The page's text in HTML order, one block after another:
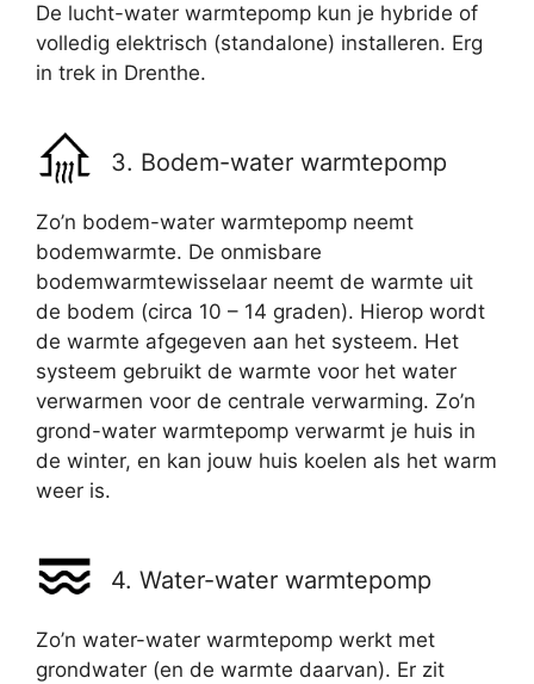
De lucht-water warmtepomp kun je hybride of
volledig elektrisch (standalone) installeren. Erg
in trek in Drenthe.
3. Bodem-water warmtepomp
Zo’n bodem-water warmtepomp neemt
bodemwarmte. De onmisbare
bodemwarmtewisselaar neemt de warmte uit
de bodem (circa 10 – 14 graden). Hierop wordt
de warmte afgegeven aan het systeem. Het
systeem gebruikt de warmte voor het water
verwarmen voor de centrale verwarming. Zo’n
grond-water warmtepomp verwarmt je huis in
de winter, en kan jouw huis koelen als het warm
weer is.
4. Water-water warmtepomp
Zo’n water-water warmtepomp werkt met
grondwater (en de warmte daarvan). Er zit